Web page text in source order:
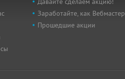
Заработайте, как Вебмастер
Прошедшие акции